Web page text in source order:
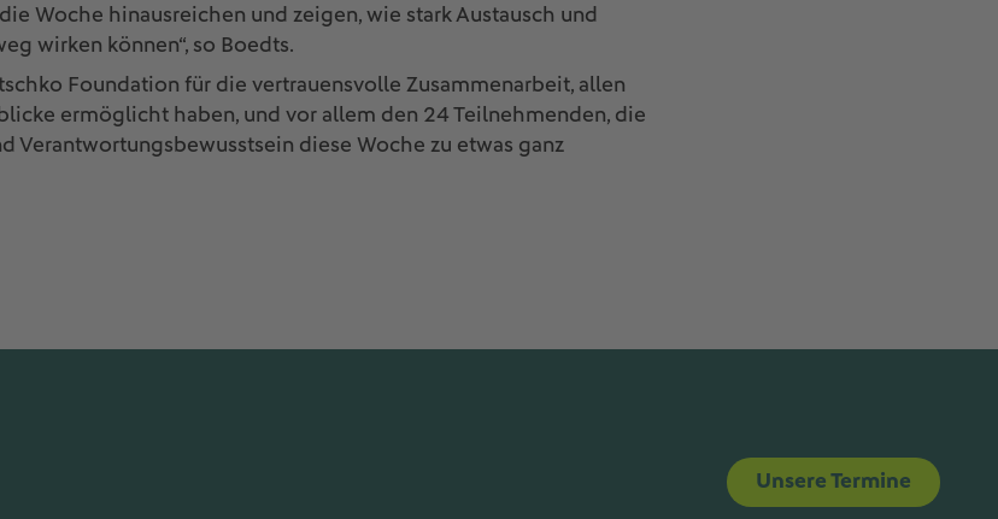
Woche hinausreichen und zeigen, wie stark Austausch und
wirken können“, so Boedts.
Foundation für die vertrauensvolle Zusammenarbeit, allen
ermöglicht haben, und vor allem den 24 Teilnehmenden, die
Verantwortungsbewusstsein diese Woche zu etwas ganz
Unsere Termine